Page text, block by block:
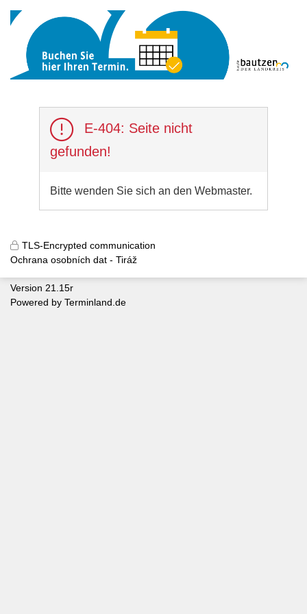
E-404: Seite nicht
gefunden!
Bitte wenden Sie sich an den Webmaster.
TLS-Encrypted communication
Ochrana osobních dat
Tiráž
Version 21.15r
Powered by Terminland.de